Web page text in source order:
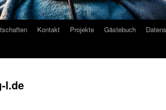
Kontakt Projekte Gästebuch
l.de